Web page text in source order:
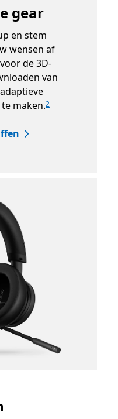
gear
en stem
wensen af
de 3D-
van
maken.2